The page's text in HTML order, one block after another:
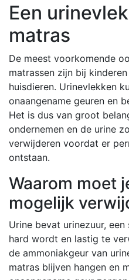
Een
matras
De meest voorkomende
matrassen zijn bij
huisdieren. Urinevlekken
onaangename geuren en
Het is dus van groot
ondernemen en de urine
verwijderen voordat er
ontstaan.
Waarom moet
mogelijk
Urine bevat urinezuur,
hard wordt en lastig te
de ammoniakgeur van
matras blijven hangen en